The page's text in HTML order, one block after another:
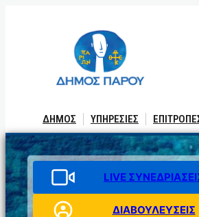
ΔΗΜΟΣ ΥΠΗΡΕΣΙΕΣ
LIVE
ΔΙΑΒΟΥΛΕΥΣΕΙΣ